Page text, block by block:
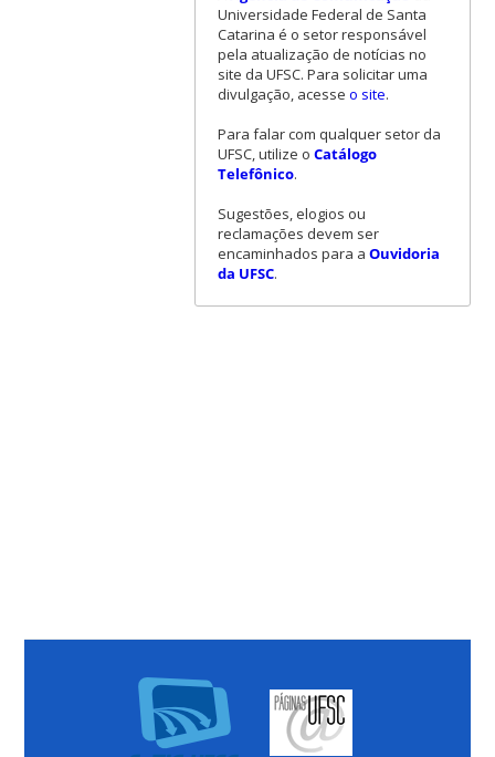
Universidade Federal de Santa
Catarina é o setor responsável
pela atualização de notícias no
site da UFSC. Para solicitar uma
divulgação, acesse o site.
Para falar com qualquer setor da
UFSC, utilize o Catálogo
Telefônico.
Sugestões, elogios ou
reclamações devem ser
encaminhados para a Ouvidoria
da UFSC.